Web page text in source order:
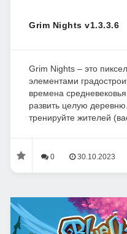
Grim Nights v1.3.3.6
Grim Nights – это
элементами
времена
развить целую
тренируйте жителей
0 30.10.2023